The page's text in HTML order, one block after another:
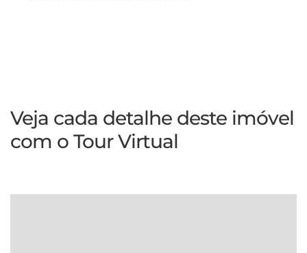
Veja cada detalhe deste imóvel
com o Tour Virtual